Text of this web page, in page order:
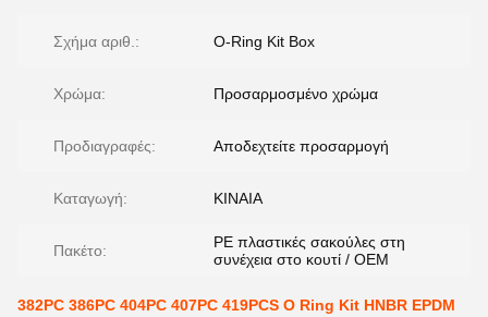
Σχήμα αριθ.: O-Ring Kit Box
Χρώμα: Προσαρμοσμένο χρώμα
Προδιαγραφές: Αποδεχτείτε προσαρμογή
Καταγωγή: ΚΙΝΑΙΑ
Πακέτο:
PE πλαστικές σακούλες στη
συνέχεια στο κουτί / OEM
382PC 386PC 404PC 407PC 419PCS O Ring Kit HNBR EPDM